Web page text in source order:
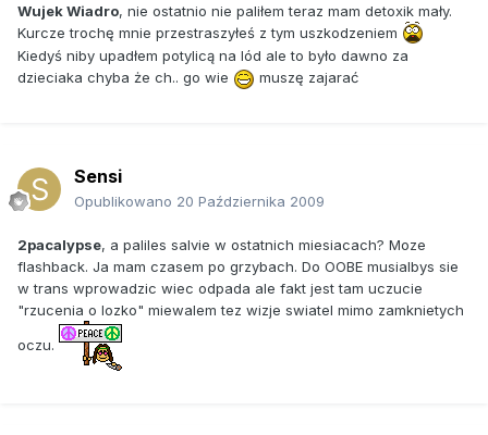
Wujek Wiadro, nie ostatnio nie paliłem teraz mam detoxik mały.
Kurcze trochę mnie przestraszyłeś z tym uszkodzeniem
Kiedyś niby upadłem potylicą na lód ale to było dawno za
dzieciaka chyba że ch.. go wie
muszę zajarać
Sensi
Opublikowano 20 Października 2009
2pacalypse, a paliles salvie w ostatnich miesiacach? Moze
flashback. Ja mam czasem po grzybach. Do OOBE musialbys sie
w trans wprowadzic wiec odpada ale fakt jest tam uczucie
"rzucenia o lozko" miewalem tez wizje swiatel mimo zamknietych
oczu.